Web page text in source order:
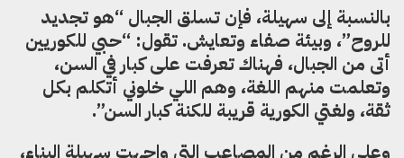
بالنسبة إلى سهيلة، فإن تسلق الجبال “هو تجديد
للروح”، وبيئة صفاء وتعايش. تقول: “حبي للكوريين
أتى من الجبال، فهناك تعرفت على كبار في السن،
وتعلمت منهم اللغة، وهم اللي خلوني أتكلم بكل
ثقة، ولغتي الكورية قريبة للكنة كبار السن”.
وعلى الرغم من المصاعب التي واجهت سهيلة البناء،